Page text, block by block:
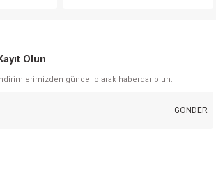
Gönder
Olun
güncel olarak haberdar olun.
GÖNDER